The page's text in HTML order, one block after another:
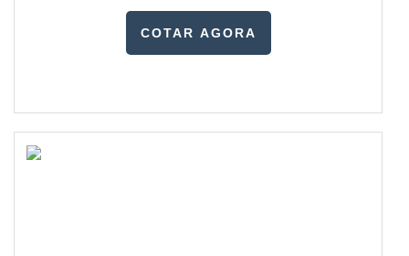
COTAR AGORA